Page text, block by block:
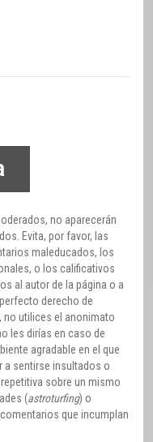
no aparecerán
Evita, por favor, las
maleducados, los
o los calificativos
al autor de la página o a
derecho de
no utilices el anonimato
les dirías en caso de
agradable en el que
a sentirse insultados o
sobre un mismo
(astroturfing) o
que incumplan